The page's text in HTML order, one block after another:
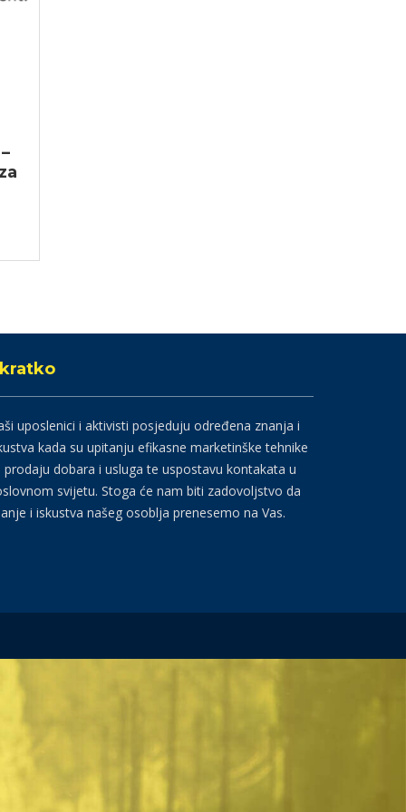
uposlenici i aktivisti posjeduju određena znanja i
kada su upitanju efikasne marketinške tehnike
prodaju dobara i usluga te uspostavu kontakata u
svijetu. Stoga će nam biti zadovoljstvo da
i iskustva našeg osoblja prenesemo na Vas.